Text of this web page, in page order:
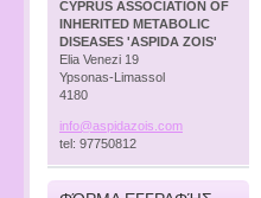
CYPRUS ASSOCIATION OF
INHERITED METABOLIC
DISEASES 'ASPIDA ZOIS'
Elia Venezi 19
Ypsonas-Limassol
4180
info@aspidazois. com
tel: 97750812